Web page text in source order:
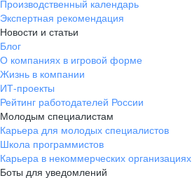
Производственный календарь
Экспертная рекомендация
Новости и статьи
Блог
О компаниях в игровой форме
Жизнь в компании
ИТ-проекты
Рейтинг работодателей России
Молодым специалистам
Карьера для молодых специалистов
Школа программистов
Карьера в некоммерческих организациях
Боты для уведомлений